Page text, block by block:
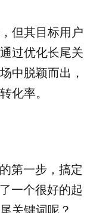
但其目标用户
过优化长尾关
中脱颖而出，
化率。
第一步，搞定
一个很好的起
关键词呢？